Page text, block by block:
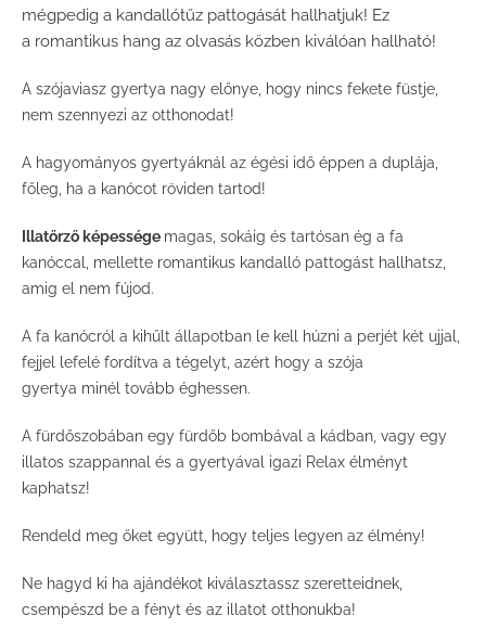
mégpedig a kandallótűz pattogását hallhatjuk! Ez
a romantikus hang az olvasás közben kiválóan hallható!
A szójaviasz gyertya nagy előnye, hogy nincs fekete füstje,
nem szennyezi az otthonodat!
A hagyományos gyertyáknál az égési idő éppen a duplája,
főleg, ha a kanócot röviden tartod!
Illatőrző képessége magas, sokáig és tartósan ég a fa
kanóccal, mellette romantikus kandalló pattogást hallhatsz,
amig el nem fújod.
A fa kanócról a kihűlt állapotban le kell húzni a perjét két ujjal,
fejjel lefelé fordítva a tégelyt, azért hogy a szója
gyertya minél tovább éghessen.
A fürdőszobában egy fürdőb bombával a kádban, vagy egy
illatos szappannal és a gyertyával igazi Relax élményt
kaphatsz!
Rendeld meg őket együtt, hogy teljes legyen az élmény!
Ne hagyd ki ha ajándékot kiválasztassz szeretteidnek,
csempészd be a fényt és az illatot otthonukba!